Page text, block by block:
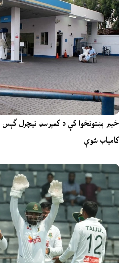
خیبر پښتونخوا کې د کمپرسډ نیچرل ګېس
کامیاب شوې